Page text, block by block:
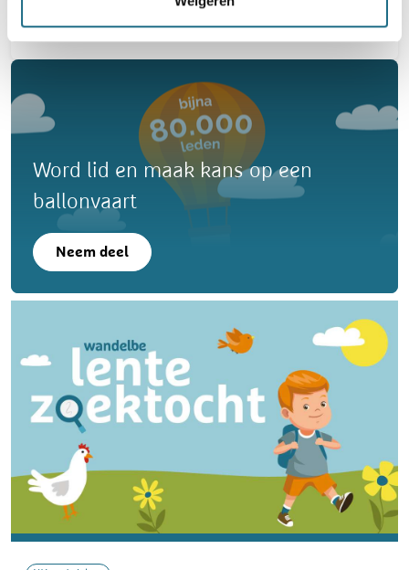
Middelkerke, West-Vlaanderen
Word lid en maak kans op een
ballonvaart
Neem deel